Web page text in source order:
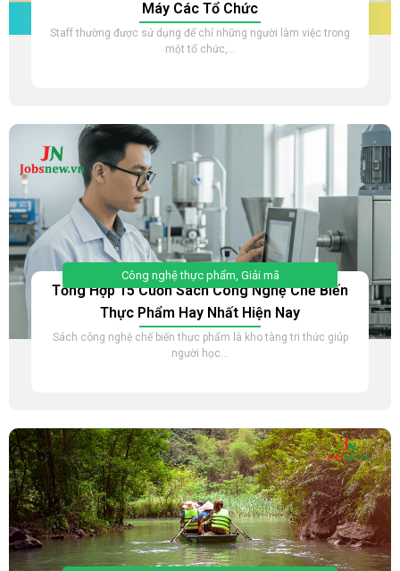
Máy Các Tổ Chức
Staff thường được sử dụng để chỉ những người làm việc trong
một tổ chức,...
Công nghệ thực phẩm Giải mã
Tổng Hợp 15 Cuốn Sách Công Nghệ Chế Biến
Thực Phẩm Hay Nhất Hiện Nay
Sách công nghệ chế biến thực phẩm là kho tàng tri thức giúp
người học...